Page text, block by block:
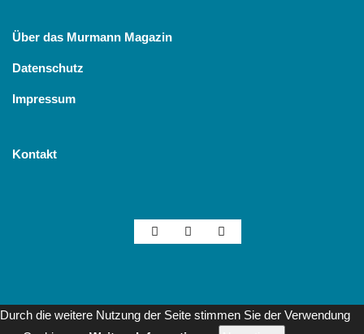
Über das Murmann Magazin
Datenschutz
Impressum
Kontakt
Durch die weitere Nutzung der Seite stimmen Sie der Verwendung